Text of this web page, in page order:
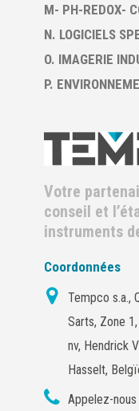
M- PH-REDOX-
N. LOGICIELS
O. IMAGERIE
P.
Votre
conseil et
instruments
Coordonnées
Tempco s.a.,
Sarts, Zone
nv, Hendrick
Hasselt,
Appelez-nous